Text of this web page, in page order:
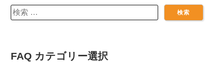
検
索:
FAQ カテゴリー選択